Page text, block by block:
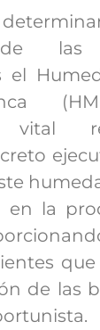
las
el
vital
en la
que
de las